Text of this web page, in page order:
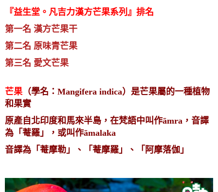
『益生堂。凡吉力漢方芒果系列』排名
第一名 漢方芒果干
第二名 原味青芒果
第三名 愛文芒果
芒果 （學名：Mangifera indica）是芒果屬的一種植物
和果實
原產自北印度和馬來半島，在梵語中叫作āmra，音譯
為「菴羅」，或叫作āmalaka
音譯為「菴摩勒」、「菴摩羅」、「阿摩落伽」